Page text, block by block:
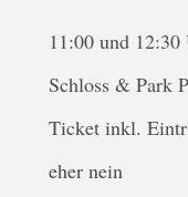
11:00 und
Schloss & Park
Ticket inkl.
eher nein